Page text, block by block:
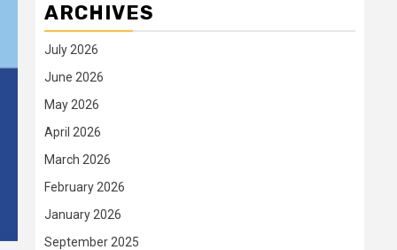
ARCHIVES
July 2026
June 2026
May 2026
April 2026
March 2026
February 2026
January 2026
September 2025